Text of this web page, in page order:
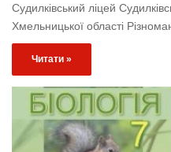
Судилківський ліцей
Хмельницької області
Читати »